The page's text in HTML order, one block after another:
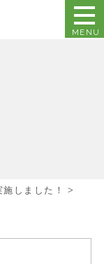
MENU
しました！
>